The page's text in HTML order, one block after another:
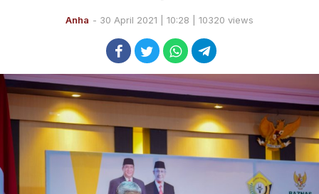
Anha - 30 April 2021 | 10:28 | 10320 views